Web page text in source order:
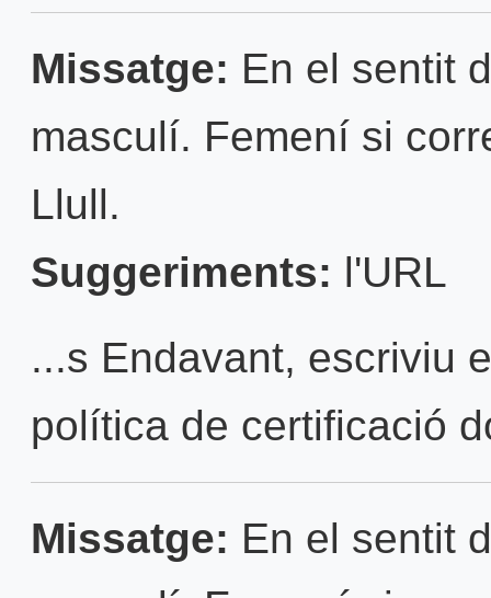
Missatge: En el sentit
masculí. Femení si
Llull.
Suggeriments: l'URL
...s Endavant, escriviu
política de certificació
Missatge: En el sentit